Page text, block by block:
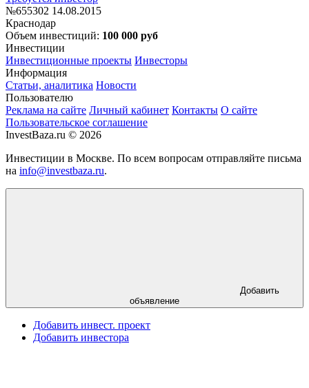
№655302 14.08.2015
Краснодар
Объем инвестиций: 100 000 руб
Инвестиции
Инвестиционные проекты Инвесторы
Информация
Статьи, аналитика Новости
Пользователю
Реклама на сайте Личный кабинет Контакты О сайте
Пользовательское соглашение
InvestBaza.ru © 2026
Инвестиции в Москве. По всем вопросам отправляйте письма
на info@investbaza.ru.
Добавить
объявление
Добавить инвест. проект
Добавить инвестора